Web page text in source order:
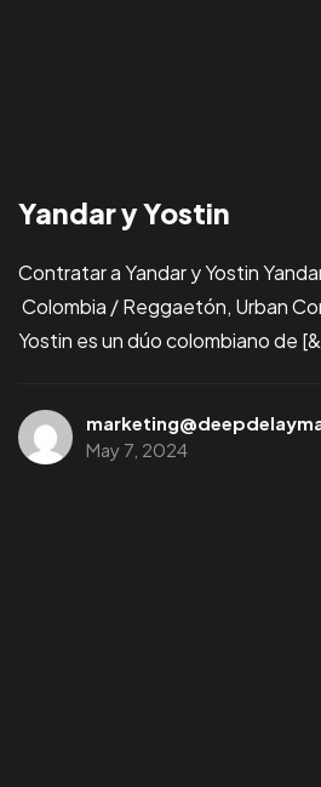
Yandar y Yostin
Contratar a Yandar y Yostin
Colombia / Reggaetón, Urban
Yostin es un dúo colombiano de
May 7, 2024